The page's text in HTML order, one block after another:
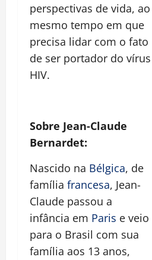
perspectivas de vida, ao
mesmo tempo em que
precisa lidar com o fato
de ser portador do vírus
HIV.
Sobre Jean-Claude
Bernardet:
Nascido na Bélgica, de
família francesa, Jean-
Claude passou a
infância em Paris e veio
para o Brasil com sua
família aos 13 anos,